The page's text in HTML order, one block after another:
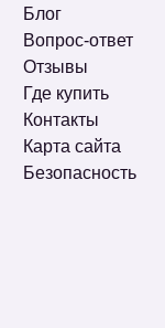
Блог
Вопрос-ответ
Отзывы
Где купить
Контакты
Карта сайта
Безопасность